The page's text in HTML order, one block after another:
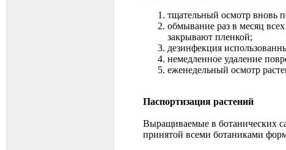
тщательный осмотр вновь
обмывание раз в месяц
закрывают пленкой;
дезинфекция
немедленное удаление
еженедельный осмотр
Паспортизация растений
Выращиваемые в ботанических
принятой всеми ботаниками